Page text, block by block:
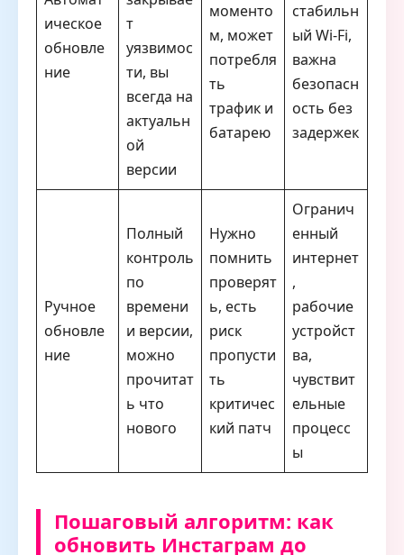
ическое
обновле
ние
т
уязвимос
ти, вы
всегда на
актуальн
ой
версии
моменто
м, может
потребля
ть
трафик и
батарею
стабильн
ый Wi-Fi,
важна
безопасн
ость без
задержек
Ручное
обновле
ние
Полный
контроль
по
времени
и версии,
можно
прочитат
ь что
нового
Нужно
помнить
проверят
ь, есть
риск
пропусти
ть
критичес
кий патч
Огранич
енный
интернет
,
рабочие
устройст
ва,
чувствит
ельные
процесс
ы
Пошаговый алгоритм: как
обновить Инстаграм до